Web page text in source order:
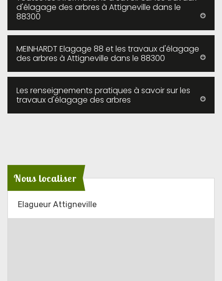
d'élagage des arbres à Attigneville dans le
88300
MEINHARDT Elagage 88 et les travaux d'élagage
des arbres à Attigneville dans le 88300
Les renseignements pratiques à savoir sur les
travaux d'élagage des arbres
Nous localiser
Elagueur Attigneville